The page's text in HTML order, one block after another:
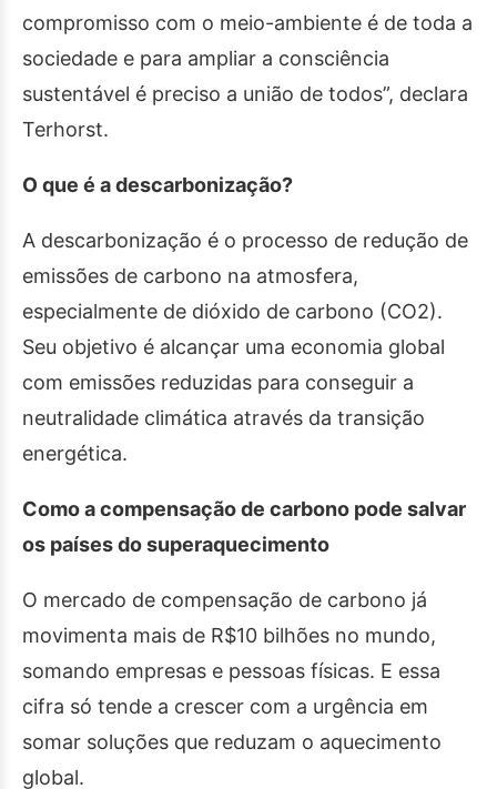
compromisso com o meio-ambiente é de toda a
sociedade e para ampliar a consciência
sustentável é preciso a união de todos”, declara
Terhorst.
O que é a descarbonização?
A descarbonização é o processo de redução de
emissões de carbono na atmosfera,
especialmente de dióxido de carbono (CO2).
Seu objetivo é alcançar uma economia global
com emissões reduzidas para conseguir a
neutralidade climática através da transição
energética.
Como a compensação de carbono pode salvar
os países do superaquecimento
O mercado de compensação de carbono já
movimenta mais de R$10 bilhões no mundo,
somando empresas e pessoas físicas. E essa
cifra só tende a crescer com a urgência em
somar soluções que reduzam o aquecimento
global.